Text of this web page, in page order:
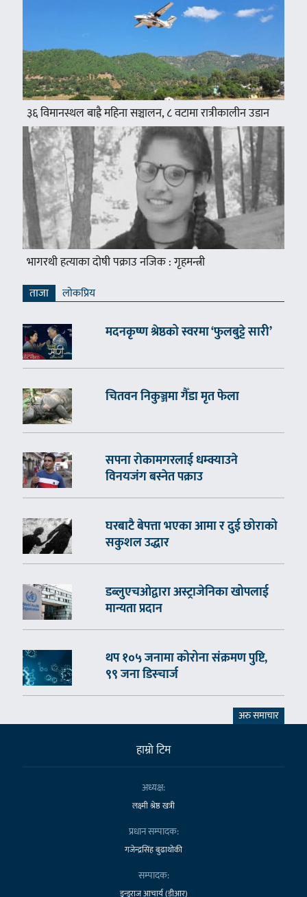
३६ विमानस्थल बाह्रै महिना सञ्चालन, ८ वटामा रात्रीकालीन उडान
भागरथी हत्याका दोषी पक्राउ नजिक : गृहमन्त्री
ताजा लाेकप्रिय
मदनकृष्ण श्रेष्ठको स्वरमा ‘फुलबुट्टे सारी’
चितवन निकुञ्जमा गैँडा मृत फेला
सपना रोकामगरलाई धम्क्याउने
विनयजंग बस्नेत पक्राउ
घरबाटै बेपत्ता भएका आमा र दुई छोराको
सकुशल उद्धार
डब्लुएचओद्वारा अस्ट्राजेनिका खोपलाई
मान्यता प्रदान
थप १०५ जनामा कोरोना संक्रमण पुष्टि,
९९ जना डिस्चार्ज
अरु समाचार
हाम्राे टिम
अध्यक्ष:
लक्ष्मी श्रेष्ठ खत्री
प्रधान सम्पादक:
गजेन्द्रसिंह बुढाथोकी
सम्पादक:
डुन्डुराज आचार्य (डीआर)